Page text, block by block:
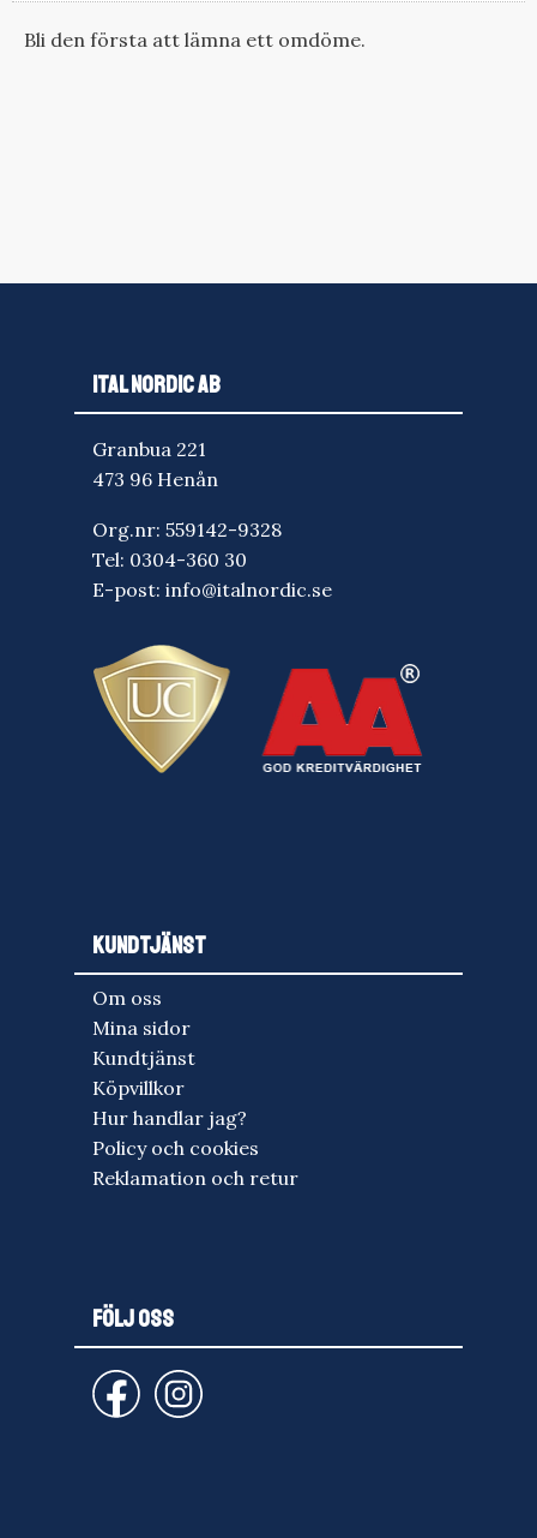
Bli den första att lämna ett omdöme.
ITAL NORDIC AB
Granbua 221
473 96 Henån
Org.nr: 559142-9328
Tel: 0304-360 30
E-post: info@italnordic.se
KUNDTJÄNST
Om oss
Mina sidor
Kundtjänst
Köpvillkor
Hur handlar jag?
Policy och cookies
Reklamation och retur
FÖLJ OSS